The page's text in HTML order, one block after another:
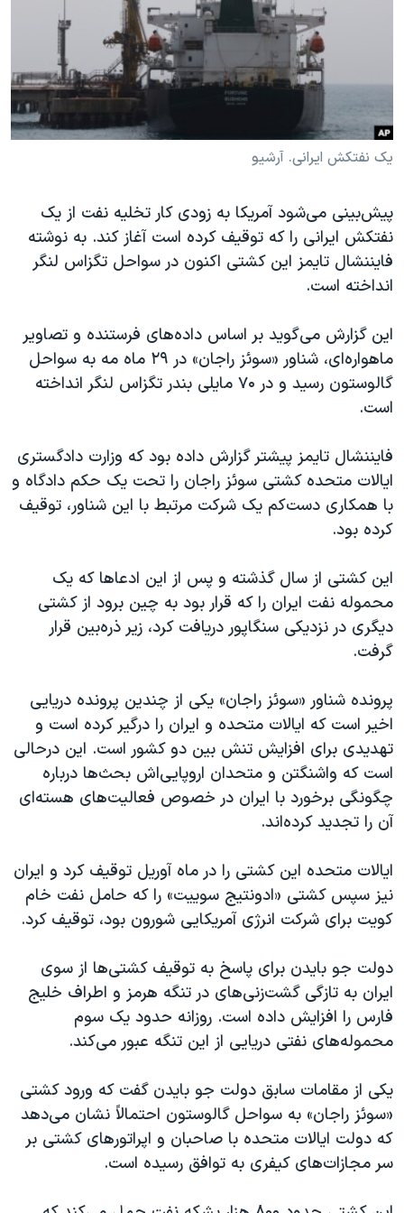
فرهنگ و زندگی
حقوق شهروندی
اقتصادی
علم و فناوری
آرشیو پخش زنده
انتخابات ریاست جمهوری آمریکا ۲۰۲۴
حمله جمهوری اسلامی به اسرائیل
رمز مهسا
مجموعه مستندهای دادخواهی
تریبونال مردمی آبان ۹۸
دادگاه حمید نوری
قانون شفافیت دارائی کادر رهبری ایران
اسرائیل در جنگ
همایش محافظه‌کاران آمریکا «سی‌پک»
صفحه‌های ویژه
سفر پرزیدنت ترامپ به چین
زبانهای مختلف
یک نفتکش ایرانی. آرشیو
پیش‌بینی می‌شود آمریکا به زودی کار تخلیه نفت از یک
نفتکش ایرانی را که توقیف کرده است آغاز کند. به نوشته
فایننشال تایمز این کشتی اکنون در سواحل تگزاس لنگر
انداخته است.
این گزارش می‌گوید بر اساس داده‌های فرستنده و تصاویر
ماهواره‌ای، شناور «سوئز راجان» در ۲۹ ماه مه به سواحل
گالوستون رسید و در ۷۰ مایلی بندر تگزاس لنگر انداخته
است.
فایننشال تایمز پیشتر گزارش داده بود که وزارت دادگستری
ایالات متحده کشتی سوئز راجان را تحت یک حکم دادگاه و
با همکاری دست‌کم یک شرکت مرتبط با این شناور، توقیف
کرده بود.
این کشتی از سال گذشته و پس از این ادعاها که یک
محموله نفت ایران را که قرار بود به چین برود از کشتی
دیگری در نزدیکی سنگاپور دریافت کرد، زیر ذره‌بین قرار
گرفت.
پرونده شناور «سوئز راجان» یکی از چندین پرونده دریایی
اخیر است که ایالات متحده و ایران را درگیر کرده است و
تهدیدی برای افزایش تنش بین دو کشور است. این درحالی
است که واشنگتن و متحدان اروپایی‌اش بحث‌ها درباره
چگونگی برخورد با ایران در خصوص فعالیت‌های هسته‌ای
آن را تجدید کرده‌اند.
ایالات متحده این کشتی را در ماه آوریل توقیف کرد و ایران
نیز سپس کشتی «ادونتیج سوییت» را که حامل نفت خام
کویت برای شرکت انرژی آمریکایی شورون بود، توقیف کرد.
دولت جو بایدن برای پاسخ به توقیف کشتی‌ها از سوی
ایران به تازگی گشت‌زنی‌های در تنگه هرمز و اطراف خلیج
فارس را افزایش داده است. روزانه حدود یک سوم
محموله‌های نفتی دریایی از این تنگه عبور می‌کند.
یکی از مقامات سابق دولت جو بایدن گفت که ورود کشتی
«سوئز راجان» به سواحل گالوستون احتمالاً نشان می‌دهد
که دولت ایالات متحده با صاحبان و اپراتورهای کشتی بر
سر مجازات‌های کیفری به توافق رسیده است.